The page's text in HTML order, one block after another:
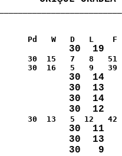
30  15   7   8   51
30  14
30  13
30  14
30  11
30  13
30   9